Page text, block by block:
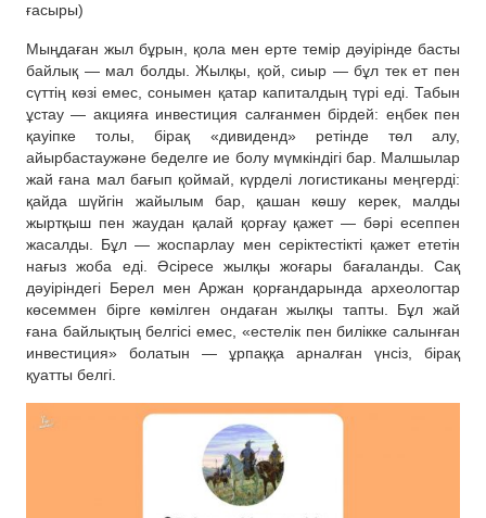
ғасыры)
Мыңдаған жыл бұрын, қола мен ерте темір дәуірінде басты
байлық — мал болды. Жылқы, қой, сиыр — бұл тек ет пен
сүттің көзі емес, сонымен қатар капиталдың түрі еді. Табын
ұстау — акцияға инвестиция салғанмен бірдей: еңбек пен
қауіпке толы, бірақ «дивиденд» ретінде төл алу,
айырбастаужәне беделге ие болу мүмкіндігі бар. Малшылар
жай ғана мал бағып қоймай, күрделі логистиканы меңгерді:
қайда шүйгін жайылым бар, қашан көшу керек, малды
жыртқыш пен жаудан қалай қорғау қажет — бәрі есеппен
жасалды. Бұл — жоспарлау мен серіктестікті қажет ететін
нағыз жоба еді. Әсіресе жылқы жоғары бағаланды. Сақ
дәуіріндегі Берел мен Аржан қорғандарында археологтар
көсеммен бірге көмілген ондаған жылқы тапты. Бұл жай
ғана байлықтың белгісі емес, «естелік пен билікке салынған
инвестиция» болатын — ұрпаққа арналған үнсіз, бірақ
қуатты белгі.